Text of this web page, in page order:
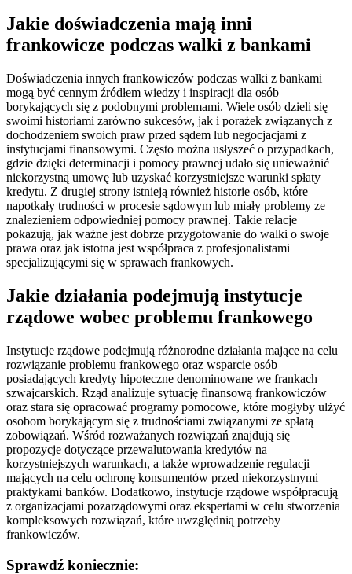
Jakie doświadczenia mają inni
frankowicze podczas walki z bankami
Doświadczenia innych frankowiczów podczas walki z bankami
mogą być cennym źródłem wiedzy i inspiracji dla osób
borykających się z podobnymi problemami. Wiele osób dzieli się
swoimi historiami zarówno sukcesów, jak i porażek związanych z
dochodzeniem swoich praw przed sądem lub negocjacjami z
instytucjami finansowymi. Często można usłyszeć o przypadkach,
gdzie dzięki determinacji i pomocy prawnej udało się unieważnić
niekorzystną umowę lub uzyskać korzystniejsze warunki spłaty
kredytu. Z drugiej strony istnieją również historie osób, które
napotkały trudności w procesie sądowym lub miały problemy ze
znalezieniem odpowiedniej pomocy prawnej. Takie relacje
pokazują, jak ważne jest dobrze przygotowanie do walki o swoje
prawa oraz jak istotna jest współpraca z profesjonalistami
specjalizującymi się w sprawach frankowych.
Jakie działania podejmują instytucje
rządowe wobec problemu frankowego
Instytucje rządowe podejmują różnorodne działania mające na celu
rozwiązanie problemu frankowego oraz wsparcie osób
posiadających kredyty hipoteczne denominowane we frankach
szwajcarskich. Rząd analizuje sytuację finansową frankowiczów
oraz stara się opracować programy pomocowe, które mogłyby ulżyć
osobom borykającym się z trudnościami związanymi ze spłatą
zobowiązań. Wśród rozważanych rozwiązań znajdują się
propozycje dotyczące przewalutowania kredytów na
korzystniejszych warunkach, a także wprowadzenie regulacji
mających na celu ochronę konsumentów przed niekorzystnymi
praktykami banków. Dodatkowo, instytucje rządowe współpracują
z organizacjami pozarządowymi oraz ekspertami w celu stworzenia
kompleksowych rozwiązań, które uwzględnią potrzeby
frankowiczów.
Sprawdź koniecznie: